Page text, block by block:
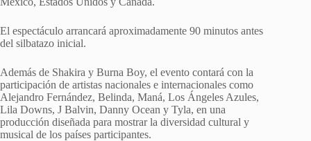
El espectáculo arrancará aproximadamente 90 minutos antes
del silbatazo inicial.
Además de Shakira y Burna Boy, el evento contará con la
participación de artistas nacionales e internacionales como
Alejandro Fernández, Belinda, Maná, Los Ángeles Azules,
Lila Downs, J Balvin, Danny Ocean y Tyla, en una
producción diseñada para mostrar la diversidad cultural y
musical de los países participantes.